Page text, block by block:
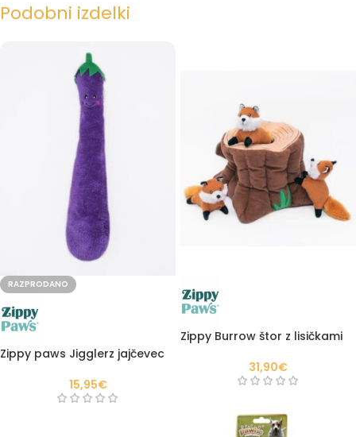
Podobni izdelki
RAZPRODANO
Zippy paws Jigglerz jajčevec
15,95€
Zippy Burrow štor z lisičkami
31,90€